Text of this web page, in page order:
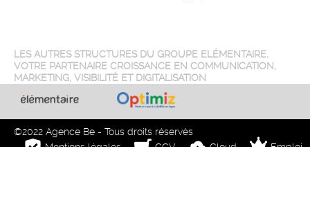
LES AUTRES STRUCTURES DU GROUPE ELÉMENTAIRE,
VOTRE PARTENAIRE CROISSANCE EN COMMUNICATION,
MARKETING, VISIBILITÉ ET DIGITALISATION
©2022 Agence Be - Tous droits réservés
Mentions légales
CGV Cloud Emploi